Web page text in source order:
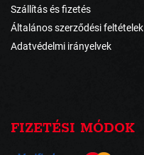
Szállítás és fizetés
Általános szerződési feltételek
Adatvédelmi irányelvek
FIZETÉSI MÓDOK